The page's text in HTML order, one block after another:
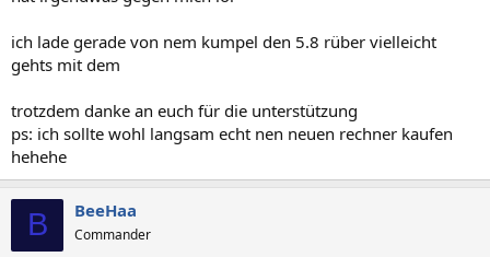
ich lade gerade von nem kumpel den 5.8 rüber vielleicht
gehts mit dem
trotzdem danke an euch für die unterstützung
ps: ich sollte wohl langsam echt nen neuen rechner kaufen
hehehe
B BeeHaa
Commander